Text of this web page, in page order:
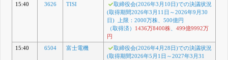
15:40
3626 TISI
取締役会(2026年3月10日)での決議状況
(取得期間2026年3月11日～2026年9月30
日) 上限：2000万株、500億円
（取得済）
1436万8400株、 499億9992万
円
15:40
6504 富士電機
取締役会(2026年4月28日)での決議状況
(取得期間2026年5月1日～2027年3月31